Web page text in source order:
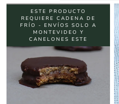
ESTE PRODUCTO
REQUIERE CADENA DE
FRÍO - ENVÍOS SOLO A
MONTEVIDEO Y
CANELONES ESTE